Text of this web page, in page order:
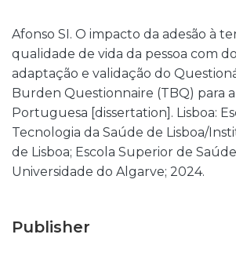
Afonso SI. O impacto da adesão à
qualidade de vida da pessoa com
adaptação e validação do
Burden Questionnaire (TBQ) para
Portuguesa [dissertation]. Lisboa:
Tecnologia da Saúde de Lisboa/
de Lisboa; Escola Superior de
Universidade do Algarve; 2024.
Publisher